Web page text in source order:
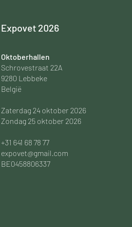
Expovet 2026
Oktoberhallen
Schrovestraat 22A
9280 Lebbeke
België
Zaterdag 24 oktober 2026
Zondag 25 oktober 2026
+31 641 68 78 77
expovet@gmail.com
BE0458806337